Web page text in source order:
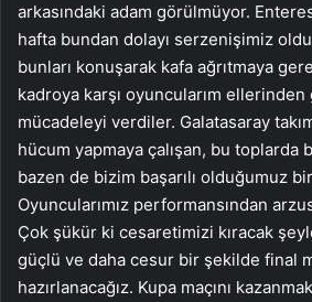
arkasındaki adam görülmüyor.
hafta bundan dolayı serzenişimiz
bunları konuşarak kafa ağrıtmaya
kadroya karşı oyuncularım
mücadeleyi verdiler. Galatasaray
hücum yapmaya çalışan, bu toplarda
bazen de bizim başarılı olduğumuz
Oyuncularımız performansından
Çok şükür ki cesaretimizi kıracak
güçlü ve daha cesur bir şekilde final
hazırlanacağız. Kupa maçını